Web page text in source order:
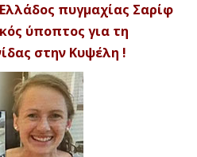
πυγμαχίας Σαρίφ
ύποπτος για τη
στην Κυψέλη !